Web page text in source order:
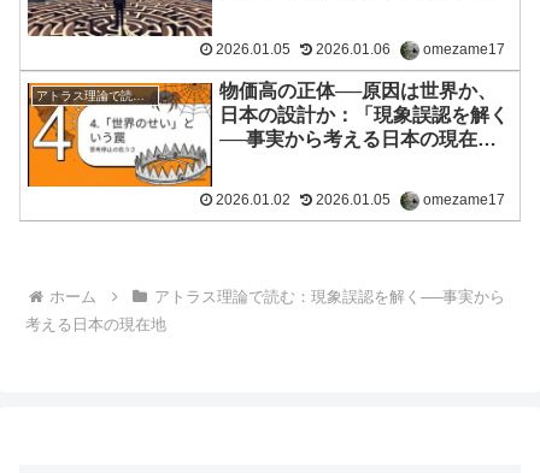
2026.01.05 2026.01.06 omezame17
アトラス理論で読む：現象誤認を解く──事実から考える日本の現在地
物価高の正体──原因は世界か、
日本の設計か：「現象誤認を解く
──事実から考える日本の現在
2026.01.02 2026.01.05 omezame17
ホーム
アトラス理論で読む：現象誤認を解く──事実から
考える日本の現在地